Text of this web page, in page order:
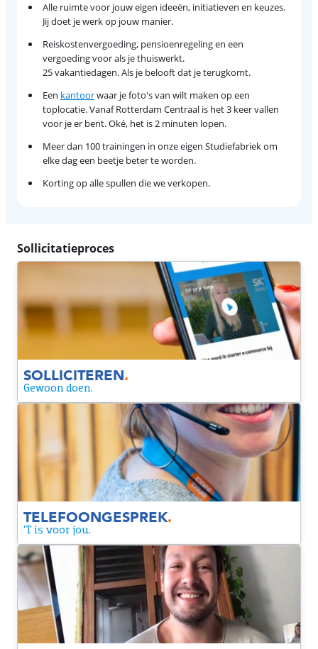
Alle ruimte voor jouw eigen ideeën, initiatieven en keuzes.
Jij doet je werk op jouw manier.
Reiskostenvergoeding, pensioenregeling en een
vergoeding voor als je thuiswerkt.
25 vakantiedagen. Als je belooft dat je terugkomt.
Een kantoorwaar je foto's van wilt maken op een
toplocatie. Vanaf Rotterdam Centraal is het 3 keer vallen
voor je er bent. Oké, het is 2 minuten lopen.
Meer dan 100 trainingen in onze eigen Studiefabriek om
elke dag een beetje beter te worden.
Korting op alle spullen die we verkopen.
Sollicitatieproces
SOLLICITEREN.
Gewoon doen.
Solliciteren
Laat je gegevens achter en je hoort zo snel mogelijk of je
doorgaat naar de volgende ronde.
TELEFOONGESPREK.
'T is voor jou.
Telefoongesprek
We willen je iets beter leren kennen tijdens een
telefoongesprek. Tijdens dit gesprek vragen we naar je
motivatie voor Coolblue en de functie.
1e ronde
We gaan verder met elkaar in gesprek, zodat we elkaar
allerlei vragen kunnen stellen. Zo wordt het voor jou
duidelijker wat de rol inhoudt en krijgen wij een beter beeld
van jouw ervaring.